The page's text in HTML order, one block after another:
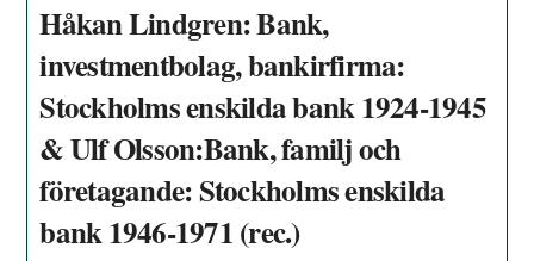
Håkan Lindgren: Bank,
investmentbolag, bankirfirma:
Stockholms enskilda bank 1924-1945
& Ulf Olsson:Bank, familj och
företagande: Stockholms enskilda
bank 1946-1971 (rec.)